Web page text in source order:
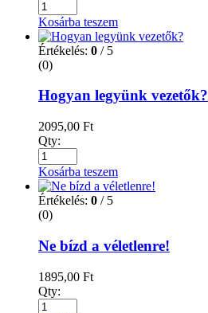
Kosárba teszem
Értékelés: 0 / 5
(0)
Hogyan legyünk vezetők?
2095,00 Ft
Qty:
Kosárba teszem
Értékelés: 0 / 5
(0)
Ne bízd a véletlenre!
1895,00 Ft
Qty: